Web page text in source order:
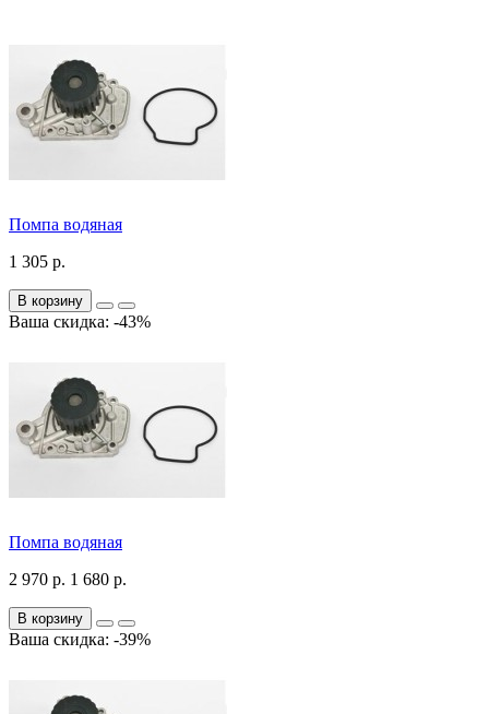
Помпа водяная
1 305 р.
В корзину
Ваша скидка: -43%
Помпа водяная
2 970 р. 1 680 р.
В корзину
Ваша скидка: -39%